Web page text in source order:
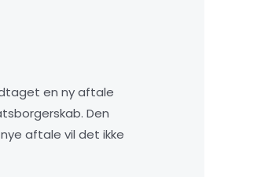
en ny aftale
Den
aftale vil det ikke